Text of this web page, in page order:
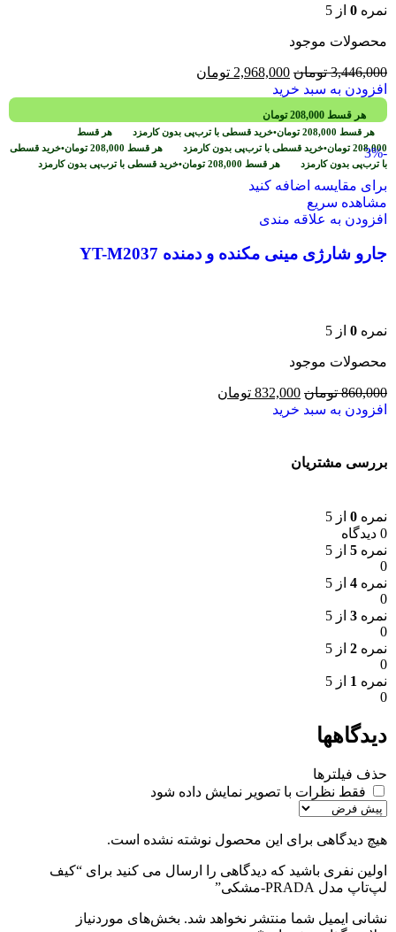
نمره 0 از 5
محصولات موجود
3,446,000 تومان 2,968,000 تومان
افزودن به سبد خرید
هر قسط 208,000 تومان
هر قسط 208,000 تومان•خرید قسطی با ترب‌پی بدون کارمزد
هر قسط
208,000 تومان•خرید قسطی با ترب‌پی بدون کارمزد هر قسط 208,000 تومان•خرید قسطی
با ترب‌پی بدون کارمزد
هر قسط 208,000 تومان•خرید قسطی با ترب‌پی بدون کارمزد
-3%
برای مقایسه اضافه کنید
مشاهده سریع
افزودن به علاقه مندی
جارو شارژی مینی مکنده و دمنده YT-M2037
نمره 0 از 5
محصولات موجود
860,000 تومان 832,000 تومان
افزودن به سبد خرید
بررسی مشتریان
نمره 0 از 5
0 دیدگاه
نمره 5 از 5
0
نمره 4 از 5
0
نمره 3 از 5
0
نمره 2 از 5
0
نمره 1 از 5
0
دیدگاهها
حذف فیلترها
فقط نظرات با تصویر نمایش داده شود
هیچ دیدگاهی برای این محصول نوشته نشده است.
اولین نفری باشید که دیدگاهی را ارسال می کنید برای “کیف
لپ‌تاپ مدل PRADA-مشکی”
نشانی ایمیل شما منتشر نخواهد شد. بخش‌های موردنیاز